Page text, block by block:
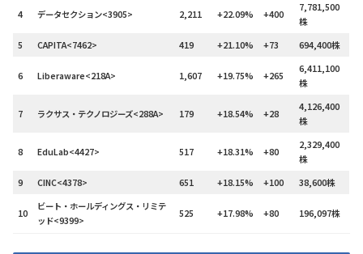
4 データセクション<3905> 2,211 +22.09% +400
7,781,500
株
5
CAPITA<7462> 419 +21.10% +73 694,400株
6 Liberaware<218A> 1,607 +19.75% +265
6,411,100
株
7 ラクサス・テクノロジーズ<288A> 179 +18.54% +28
4,126,400
株
8 EduLab<4427> 517 +18.31% +80
2,329,400
株
9
CINC<4378> 651 +18.15% +100 38,600株
10
ビート・ホールディングス・リミテ
ッド<9399>
525 +17.98% +80 196,097株